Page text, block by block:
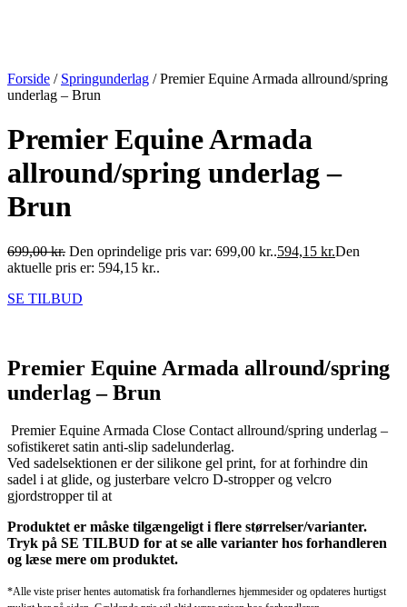
Forside / Springunderlag / Premier Equine Armada allround/spring
underlag – Brun
Premier Equine Armada
allround/spring underlag –
Brun
699,00kr. Den oprindelige pris var: 699,00 kr..594,15 kr.Den
aktuelle pris er: 594,15 kr..
SE TILBUD
Premier Equine Armada allround/spring
underlag – Brun
Premier Equine Armada Close Contact allround/spring underlag –
sofistikeret satin anti-slip sadelunderlag.
Ved sadelsektionen er der silikone gel print, for at forhindre din
sadel i at glide, og justerbare velcro D-stropper og velcro
gjordstropper til at
Produktet er måske tilgængeligt i flere størrelser/varianter.
Tryk på SE TILBUD for at se alle varianter hos forhandleren
og læse mere om produktet.
*Alle viste priser hentes automatisk fra forhandlernes hjemmesider og opdateres hurtigst